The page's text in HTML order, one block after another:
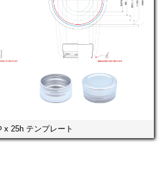
x 25h テンプレート